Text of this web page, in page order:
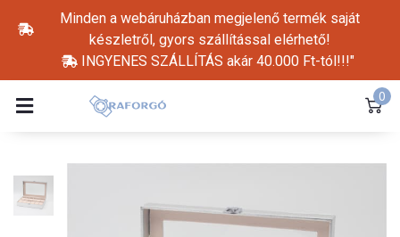
Minden a webáruházban megjelenő termék saját
készletről, gyors szállítással elérhető!
INGYENES SZÁLLÍTÁS akár 40.000 Ft-tól!!!"
0